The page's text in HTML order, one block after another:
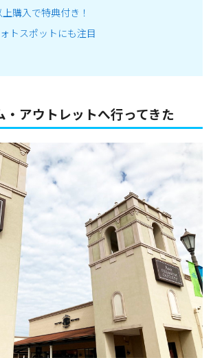
購入で特典付き！
トスポットにも注目
・アウトレットへ行ってきた